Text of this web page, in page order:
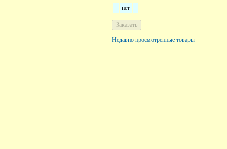
нет
Недавно просмотренные товары